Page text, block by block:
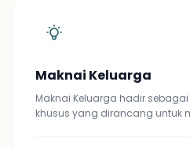
Maknai Keluarga
Maknai Keluarga hadir
khusus yang dirancang untuk